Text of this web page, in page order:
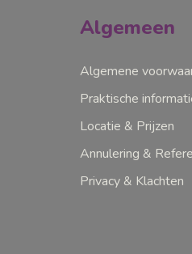
Algemeen
Algemene
Praktische
Locatie & Prijzen
Annulering &
Privacy & Klachten